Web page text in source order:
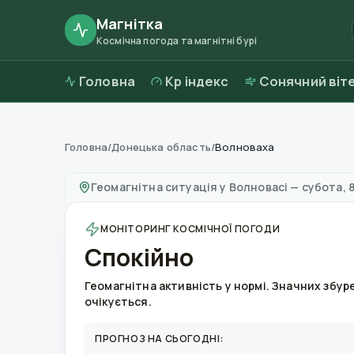
Магнітка
Космічна погода та магнітні бурі
Головна Kp індекс Сонячний
Магнітні бурі вВолновасі—погода та
Головна/Донецька область/Волноваха
Геомагнітна ситуація у Волновасі — субота,
МОНІТОРИНГ КОСМІЧНОЇ ПОГОДИ
Спокійно
Геомагнітна активність у нормі. Значних
очікується.
ПРОГНОЗ НА СЬОГОДНІ: